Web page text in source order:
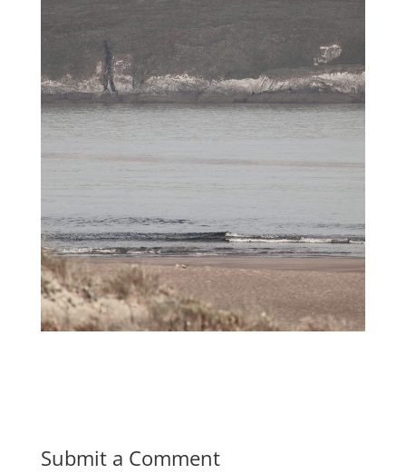
Submit a Comment